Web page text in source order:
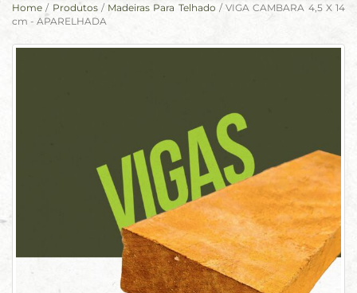
Home / Produtos / Madeiras Para Telhado / VIGA CAMBARA 4,5 X 14
cm - APARELHADA